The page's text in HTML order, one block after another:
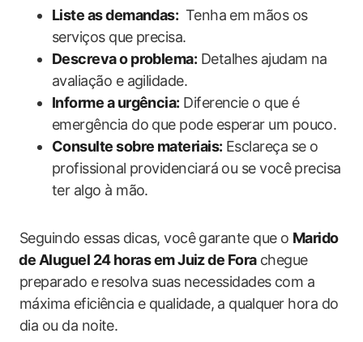
Liste as demandas: ⁢ Tenha em ⁣mãos os
serviços que precisa.
Descreva o problema: Detalhes ajudam na
avaliação e agilidade.
Informe a urgência: Diferencie o que é
emergência do que ‌pode‌ esperar um pouco.
Consulte sobre‍ materiais: Esclareça se o
profissional providenciará ou se você precisa‌
ter algo à mão.
Seguindo essas dicas, você garante que o Marido
⁢de Aluguel 24 horas em Juiz de‍ Forachegue
preparado e⁢ resolva suas necessidades com a
máxima⁣ eficiência e qualidade, ⁤a ‍qualquer hora do
dia ou da noite.